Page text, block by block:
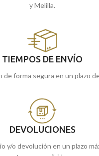
y Melilla.
TIEMPOS DE ENVÍO
de forma segura en un plazo
DEVOLUCIONES
y/o devolución en un plazo